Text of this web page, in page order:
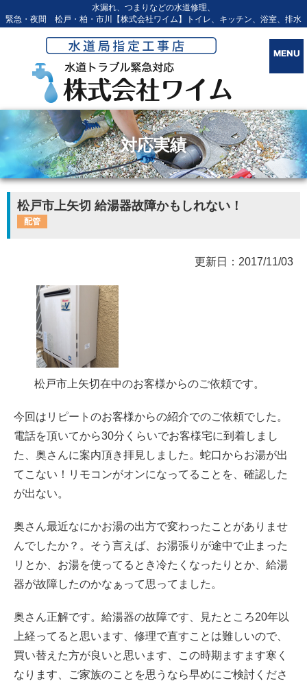
水漏れ、つまりなどの水道修理、
緊急・夜間 松戸・柏・市川【株式会社ワイム】トイレ、キッチン、浴室、排水
対応実績
松戸市上矢切 給湯器故障かもしれない！
配管
更新日：2017/11/03
松戸市上矢切在中のお客様からのご依頼です。
今回はリピートのお客様からの紹介でのご依頼でした。
電話を頂いてから30分くらいでお客様宅に到着しまし
た、奥さんに案内頂き拝見しました。蛇口からお湯が出
てこない！リモコンがオンになってることを、確認した
が出ない。
奥さん最近なにかお湯の出方で変わったことがありませ
んでしたか？。そう言えば、お湯張りが途中で止まった
リとか、お湯を使ってるとき冷たくなったりとか、給湯
器が故障したのかなぁって思ってました。
奥さん正解です。給湯器の故障です、見たところ20年以
上経ってると思います、修理で直すことは難しいので、
買い替えた方が良いと思います、この時期ますます寒く
なります、ご家族のことを思うなら早めにご検討くださ